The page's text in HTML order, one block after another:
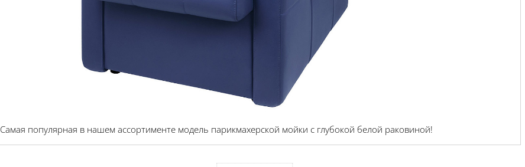
Самая популярная в нашем ассортименте модель парикмахерской мойки с глубокой белой раковиной!